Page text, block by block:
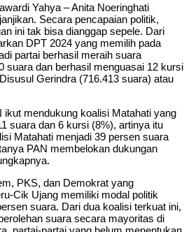
Yahya – Anita Noeringhati
Secara pencapaian politik,
ini tak bisa dianggap sepele. Dari
DPT 2024 yang memilih pada
partai berhasil meraih suara
suara dan berhasil menguasai 12 kursi
Gerindra (716.413 suara) atau
ikut mendukung koalisi Matahati yang
suara dan 6 kursi (8%), artinya itu
Matahati menjadi 39 persen suara
PAN membelokan dukungan
PKS, dan Demokrat yang
Cik Ujang memiliki modal politik
suara. Dari dua koalisi terkuat ini,
suara secara mayoritas di